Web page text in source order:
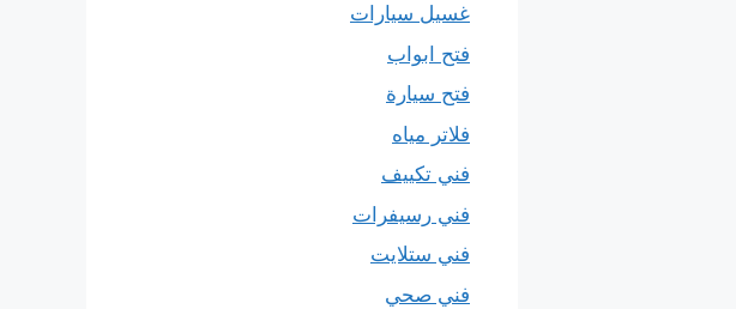
غسيل سيارات
فتح ابواب
فتح سيارة
فلاتر مياه
فني تكييف
فني رسيفرات
فني ستلايت
فني صحي